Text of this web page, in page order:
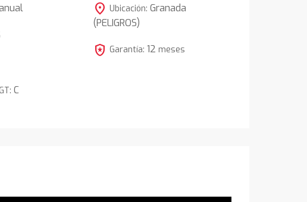
C
location_on Ubicación: Granada
(PELIGROS)
local_police Garantía: 12 meses